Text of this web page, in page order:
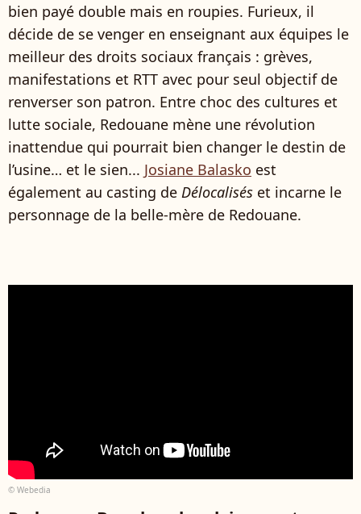
bien payé double mais en roupies. Furieux, il
décide de se venger en enseignant aux équipes le
meilleur des droits sociaux français : grèves,
manifestations et RTT avec pour seul objectif de
renverser son patron. Entre choc des cultures et
lutte sociale, Redouane mène une révolution
inattendue qui pourrait bien changer le destin de
l’usine… et le sien... Josiane Balasko est
également au casting de Délocalisés et incarne le
personnage de la belle-mère de Redouane.
© Webedia